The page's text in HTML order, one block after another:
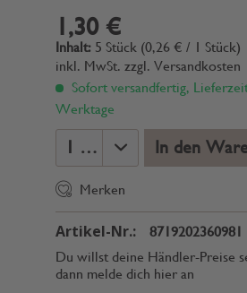
1,30 €
Inhalt: 5 Stück (0,26 € / 1 Stück)
inkl. MwSt. zzgl. Versandkosten
Sofort versandfertig,
Werktage
In den
Merken
Artikel-Nr.:
8719202360981
Du willst deine Händler-Preise
dann melde dich hier an